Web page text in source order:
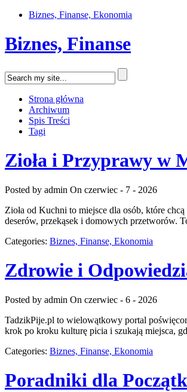
Biznes, Finanse, Ekonomia
Biznes, Finanse
Strona główna
Archiwum
Spis Treści
Tagi
Zioła i Przyprawy w
Posted by admin On czerwiec - 7 - 2026
Zioła od Kuchni to miejsce dla osób, które
deserów, przekąsek i domowych przetworów.
Categories: Biznes, Finanse, Ekonomia
Zdrowie i
Posted by admin On czerwiec - 6 - 2026
TadzikPije.pl to wielowątkowy portal
krok po kroku kulturę picia i szukają miejsca,
Categories: Biznes, Finanse, Ekonomia
Poradniki dla